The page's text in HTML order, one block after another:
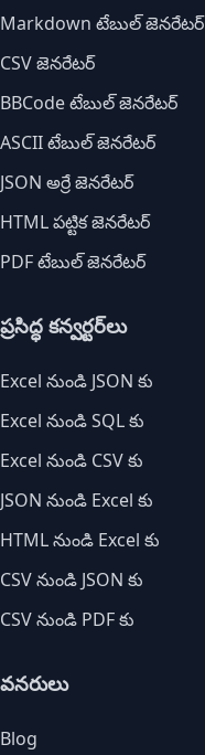
Markdown టేబుల్ జెనరేటర్
CSV జెనరేటర్
BBCode టేబుల్ జెనరేటర్
ASCII టేబుల్ జెనరేటర్
JSON అర్రే జెనరేటర్
HTML పట్టిక జెనరేటర్
PDF టేబుల్ జెనరేటర్
ప్రసిద్ధ కన్వర్టర్‌లు
Excel నుండి JSON కు
Excel నుండి SQL కు
Excel నుండి CSV కు
JSON నుండి Excel కు
HTML నుండి Excel కు
CSV నుండి JSON కు
CSV నుండి PDF కు
వనరులు
Blog